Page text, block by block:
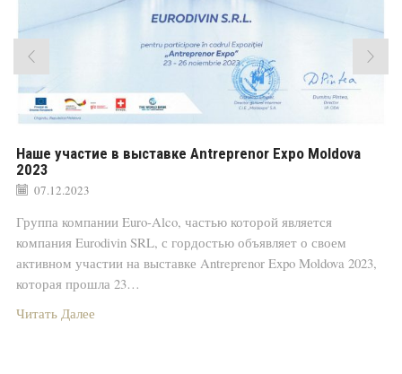
Наше участие в выставке Antreprenor Expo Moldova
2023
07.12.2023
Группа компании Euro-Alco, частью которой является
компания Eurodivin SRL, с гордостью объявляет о своем
активном участии на выставке Antreprenor Expo Moldova 2023,
которая прошла 23…
Читать Далее